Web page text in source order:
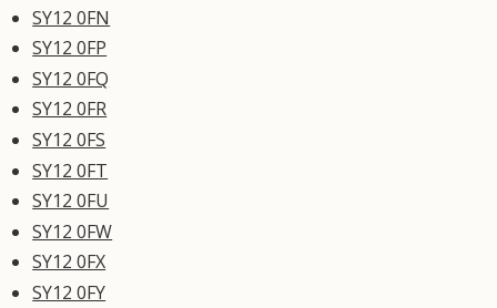
SY12 0FN
SY12 0FP
SY12 0FQ
SY12 0FR
SY12 0FS
SY12 0FT
SY12 0FU
SY12 0FW
SY12 0FX
SY12 0FY